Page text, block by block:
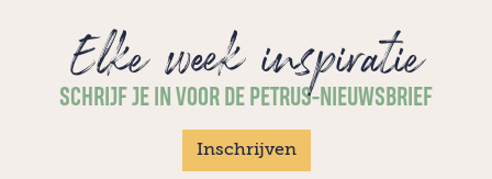
Elke week inspiratie
SCHRIJF JE IN VOOR DE PETRUS-NIEUWSBRIEF
Inschrijven